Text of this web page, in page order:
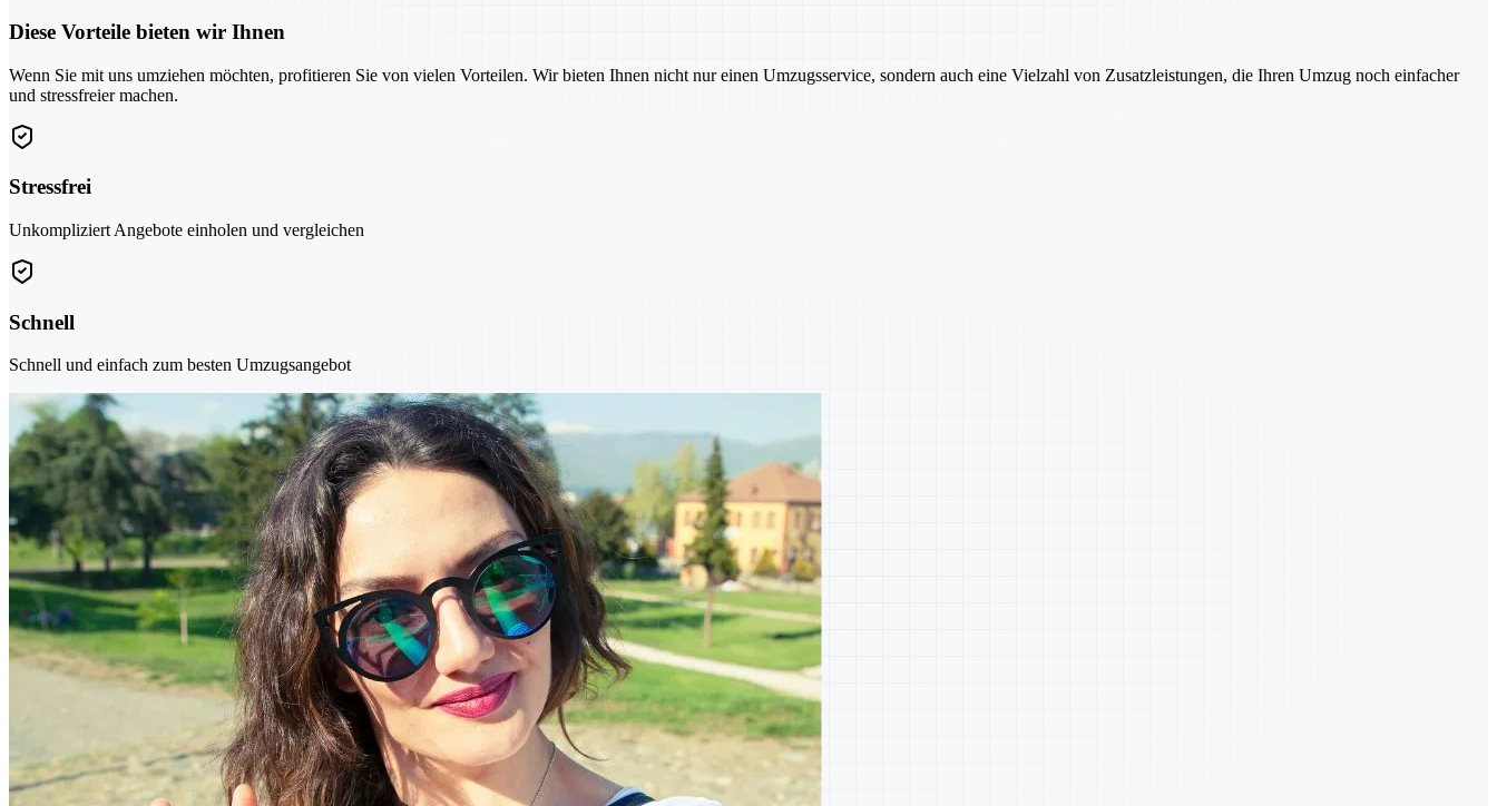
Diese Vorteile bieten wir Ihnen
Wenn Sie mit uns umziehen möchten, profitieren Sie von vielen Vorteilen. Wir bieten Ihnen nicht nur einen Umzugsservice, sondern auch eine Vielzahl von Zusatzleistungen, die Ihren Umzug noch einfacher
und stressfreier machen.
Stressfrei
Unkompliziert Angebote einholen und vergleichen
Schnell
Schnell und einfach zum besten Umzugsangebot